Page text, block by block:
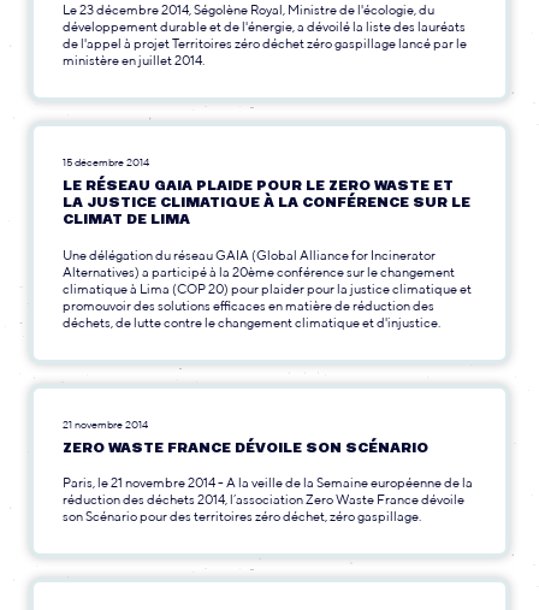
Le 23 décembre 2014, Ségolène Royal, Ministre de l'écologie, du
développement durable et de l'énergie, a dévoilé la liste des lauréats
de l'appel à projet Territoires zéro déchet zéro gaspillage lancé par le
ministère en juillet 2014.
15 décembre 2014
LE RÉSEAU GAIA PLAIDE POUR LE ZERO WASTE ET
LA JUSTICE CLIMATIQUE À LA CONFÉRENCE SUR LE
CLIMAT DE LIMA
Une délégation du réseau GAIA (Global Alliance for Incinerator
Alternatives) a participé à la 20ème conférence sur le changement
climatique à Lima (COP 20) pour plaider pour la justice climatique et
promouvoir des solutions efficaces en matière de réduction des
déchets, de lutte contre le changement climatique et d'injustice.
21 novembre 2014
ZERO WASTE FRANCE DÉVOILE SON SCÉNARIO
Paris, le 21 novembre 2014 - A la veille de la Semaine européenne de la
réduction des déchets 2014, l’association Zero Waste France dévoile
son Scénario pour des territoires zéro déchet, zéro gaspillage.